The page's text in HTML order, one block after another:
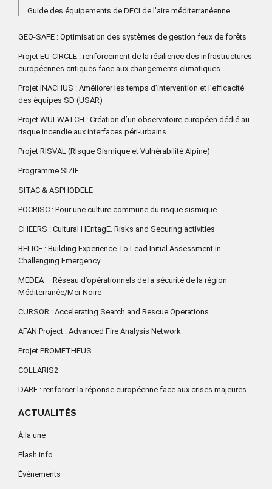
Guide des équipements de DFCI de l’aire méditerranéenne
GEO-SAFE : Optimisation des systèmes de gestion feux de forêts
Projet EU-CIRCLE : renforcement de la résilience des infrastructures
européennes critiques face aux changements climatiques
Projet INACHUS : Améliorer les temps d’intervention et l’efficacité
des équipes SD (USAR)
Projet WUI-WATCH : Création d’un observatoire européen dédié au
risque incendie aux interfaces péri-urbains
Projet RISVAL (RIsque Sismique et Vulnérabilité Alpine)
Programme SIZIF
SITAC & ASPHODELE
POCRISC : Pour une culture commune du risque sismique
CHEERS : Cultural HEritagE. Risks and Securing activities
BELICE : Building Experience To Lead Initial Assessment in
Challenging Emergency
MEDEA – Réseau d’opérationnels de la sécurité de la région
Méditerranée/Mer Noire
CURSOR : Accelerating Search and Rescue Operations
AFAN Project : Advanced Fire Analysis Network
Projet PROMETHEUS
COLLARIS2
DARE : renforcer la réponse européenne face aux crises majeures
ACTUALITÉS
À la une
Flash info
Événements